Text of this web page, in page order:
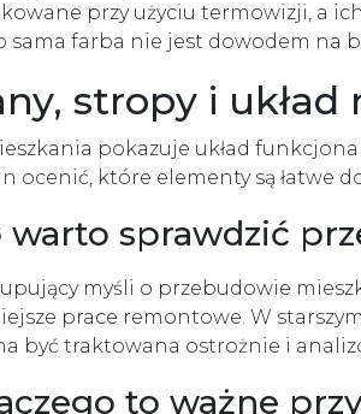
przy użyciu termowizji, a
sama farba nie jest dowodem na
stropy i układ
pokazuje układ
ocenić, które elementy są łatwe
warto sprawdzić
myśli o przebudowie
prace remontowe. W
być traktowana ostrożnie i
to ważne